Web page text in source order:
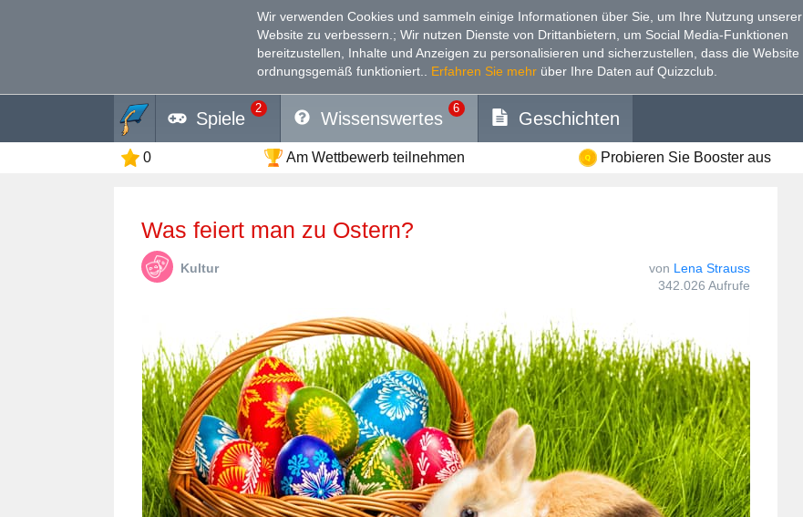
Wir verwenden Cookies und sammeln einige Informationen über Sie, um Ihre Nutzung unserer
Website zu verbessern. ; Wir nutzen Dienste von Drittanbietern, um Social Media-Funktionen
bereitzustellen, Inhalte und Anzeigen zu personalisieren und sicherzustellen, dass die Website
ordnungsgemäß funktioniert.
Erfahren Sie mehr über Ihre Daten auf Quizzclub.
Spiele
2
Wissenswertes
6
Geschichten
0 Am Wettbewerb teilnehmen Probieren Sie Booster aus
Was feiert man zu Ostern?
Kultur von Lena Strauss
342.026 Aufrufe